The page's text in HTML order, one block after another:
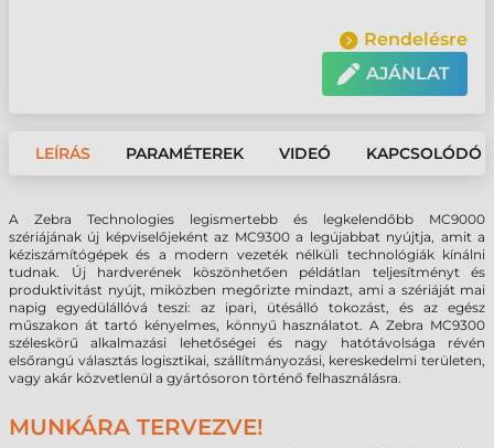
Rendelésre
AJÁNLAT
LEÍRÁS PARAMÉTEREK VIDEÓ KAPCSOLÓDÓ
A Zebra Technologies legismertebb és legkelendőbb MC9000
szériájának új képviselőjeként az MC9300 a legújabbat nyújtja, amit a
kéziszámítógépek és a modern vezeték nélküli technológiák kínálni
tudnak. Új hardverének köszönhetően példátlan teljesítményt és
produktivitást nyújt, miközben megőrizte mindazt, ami a szériáját mai
napig egyedülállóvá teszi: az ipari, ütésálló tokozást, és az egész
műszakon át tartó kényelmes, könnyű használatot. A Zebra MC9300
széleskörű alkalmazási lehetőségei és nagy hatótávolsága révén
elsőrangú választás logisztikai, szállítmányozási, kereskedelmi területen,
vagy akár közvetlenül a gyártósoron történő felhasználásra.
MUNKÁRA TERVEZVE!